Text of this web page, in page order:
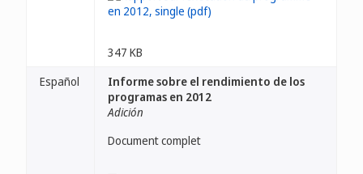
347 KB
Español
Informe sobre el rendimiento de los
programas en 2012
Adición
Document complet